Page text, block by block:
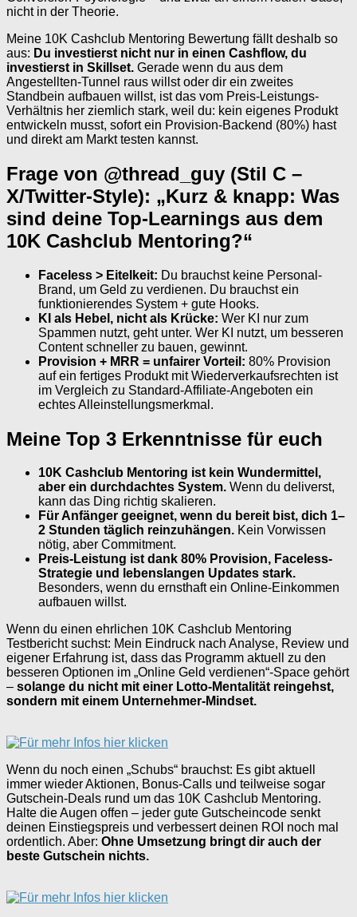
nicht in der Theorie.
Meine 10K Cashclub Mentoring Bewertung fällt deshalb so
aus: Du investierst nicht nur in einen Cashflow, du
investierst in Skillset. Gerade wenn du aus dem
Angestellten-Tunnel raus willst oder dir ein zweites
Standbein aufbauen willst, ist das vom Preis-Leistungs-
Verhältnis her ziemlich stark, weil du: kein eigenes Produkt
entwickeln musst, sofort ein Provision-Backend (80%) hast
und direkt am Markt testen kannst.
Frage von @thread_guy (Stil C –
X/Twitter-Style): „Kurz & knapp: Was
sind deine Top-Learnings aus dem
10K Cashclub Mentoring?“
Faceless > Eitelkeit: Du brauchst keine Personal-
Brand, um Geld zu verdienen. Du brauchst ein
funktionierendes System + gute Hooks.
KI als Hebel, nicht als Krücke: Wer KI nur zum
Spammen nutzt, geht unter. Wer KI nutzt, um besseren
Content schneller zu bauen, gewinnt.
Provision + MRR = unfairer Vorteil: 80% Provision
auf ein fertiges Produkt mit Wiederverkaufsrechten ist
im Vergleich zu Standard-Affiliate-Angeboten ein
echtes Alleinstellungsmerkmal.
Meine Top 3 Erkenntnisse für euch
10K Cashclub Mentoring ist kein Wundermittel,
aber ein durchdachtes System. Wenn du deliverst,
kann das Ding richtig skalieren.
Für Anfänger geeignet, wenn du bereit bist, dich 1–
2 Stunden täglich reinzuhängen. Kein Vorwissen
nötig, aber Commitment.
Preis-Leistung ist dank 80% Provision, Faceless-
Strategie und lebenslangen Updates stark.
Besonders, wenn du ernsthaft ein Online-Einkommen
aufbauen willst.
Wenn du einen ehrlichen 10K Cashclub Mentoring
Testbericht suchst: Mein Eindruck nach Analyse, Review und
eigener Erfahrung ist, dass das Programm aktuell zu den
besseren Optionen im „Online Geld verdienen“-Space gehört
– solange du nicht mit einer Lotto-Mentalität reingehst,
sondern mit einem Unternehmer-Mindset.
Wenn du noch einen „Schubs“ brauchst: Es gibt aktuell
immer wieder Aktionen, Bonus-Calls und teilweise sogar
Gutschein-Deals rund um das 10K Cashclub Mentoring.
Halte die Augen offen – jeder gute Gutscheincode senkt
deinen Einstiegspreis und verbessert deinen ROI noch mal
ordentlich. Aber: Ohne Umsetzung bringt dir auch der
beste Gutschein nichts.